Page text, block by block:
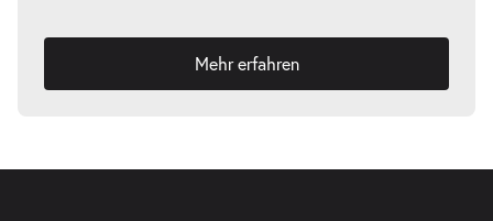
15.06.2027
Tickets
Mehr erfahren